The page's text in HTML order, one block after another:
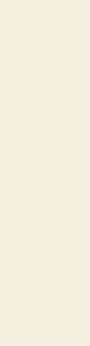
}
width:
width: